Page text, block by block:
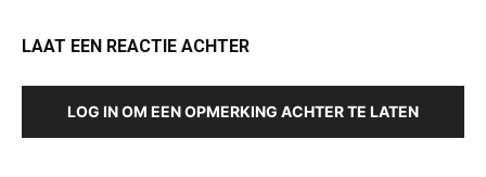
LAAT EEN REACTIE ACHTER
LOG IN OM EEN OPMERKING ACHTER TE LATEN